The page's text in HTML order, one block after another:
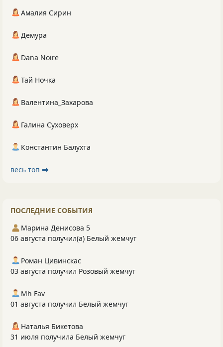
Амалия Сирин
Демура
Dana Noire
Тай Ночка
Валентина_Захарова
Галина Суховерх
Константин Балухта
весь топ ⮕
ПОСЛЕДНИЕ СОБЫТИЯ
Марина Денисова 5
06 августа получил(а) Белый жемчуг
Роман Цивинскас
03 августа получил Розовый жемчуг
Mh Fav
01 августа получил Белый жемчуг
Наталья Бикетова
31 июля получила Белый жемчуг